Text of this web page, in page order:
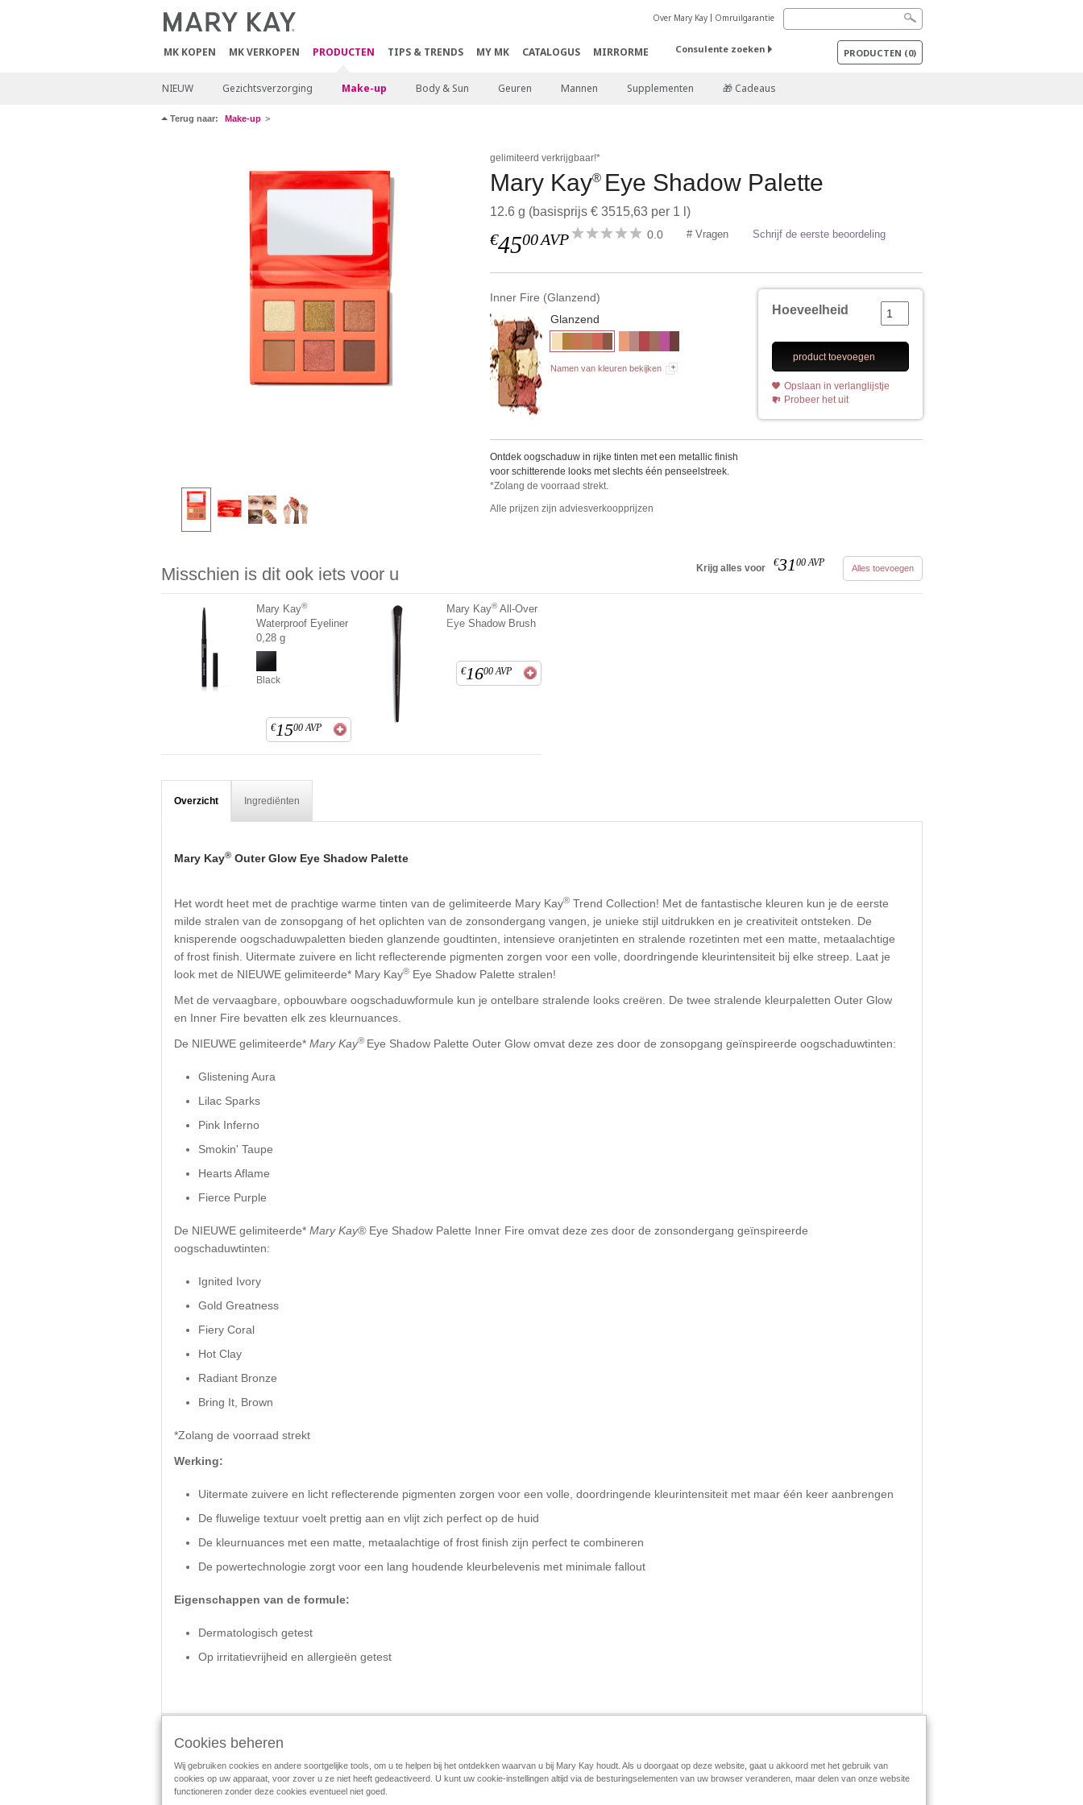
MK KOPEN MK VERKOPEN PRODUCTEN TIPS & TRENDS MY MK CATALOGUS MIRRORME
Over Mary Kay Omruilgarantie
Consulente zoeken PRODUCTEN (0)
NIEUW Gezichtsverzorging Make-up Body & Sun Geuren Mannen Supplementen 🎁 Cadeaus
Terug naar: Make-up
gelimiteerd verkrijgbaar!*
Mary Kay® Eye Shadow Palette
12.6 g (basisprijs € 3515,63 per 1 l)
€4500AVP 0.0 # Vragen Schrijf de eerste beoordeling
Inner Fire (Glanzend)
Glanzend
Namen van kleuren bekijken
Hoeveelheid
product toevoegen
Opslaan in verlanglijstje
Probeer het uit
Ontdek oogschaduw in rijke tinten met een metallic finish
voor schitterende looks met slechts één penseelstreek.
*Zolang de voorraad strekt.
Alle prijzen zijn adviesverkoopprijzen
Misschien is dit ook iets voor u Krijg alles voor €31 00 AVP Alles toevoegen
Mary Kay®
Waterproof Eyeliner
0,28 g
Black
€1500 AVP
Mary Kay®All-Over
Eye Shadow Brush
€1600 AVP
Overzicht Ingrediënten
Mary Kay®Outer Glow Eye Shadow Palette
Het wordt heet met de prachtige warme tinten van de gelimiteerde Mary Kay®Trend Collection! Met de fantastische kleuren kun je de eerste
milde stralen van de zonsopgang of het oplichten van de zonsondergang vangen, je unieke stijl uitdrukken en je creativiteit ontsteken. De
knisperende oogschaduwpaletten bieden glanzende goudtinten, intensieve oranjetinten en stralende rozetinten met een matte, metaalachtige
of frost finish. Uitermate zuivere en licht reflecterende pigmenten zorgen voor een volle, doordringende kleurintensiteit bij elke streep. Laat je
look met de NIEUWE gelimiteerde* Mary Kay®Eye Shadow Palette stralen!
Met de vervaagbare, opbouwbare oogschaduwformule kun je ontelbare stralende looks creëren. De twee stralende kleurpaletten Outer Glow
en Inner Fire bevatten elk zes kleurnuances.
De NIEUWE gelimiteerde* Mary Kay® Eye Shadow Palette Outer Glow omvat deze zes door de zonsopgang geïnspireerde oogschaduwtinten:
Glistening Aura
Lilac Sparks
Pink Inferno
Smokin' Taupe
Hearts Aflame
Fierce Purple
De NIEUWE gelimiteerde* Mary Kay® Eye Shadow Palette Inner Fire omvat deze zes door de zonsondergang geïnspireerde
oogschaduwtinten:
Ignited Ivory
Gold Greatness
Fiery Coral
Hot Clay
Radiant Bronze
Bring It, Brown
*Zolang de voorraad strekt
Werking:
Uitermate zuivere en licht reflecterende pigmenten zorgen voor een volle, doordringende kleurintensiteit met maar één keer aanbrengen
De fluwelige textuur voelt prettig aan en vlijt zich perfect op de huid
De kleurnuances met een matte, metaalachtige of frost finish zijn perfect te combineren
De powertechnologie zorgt voor een lang houdende kleurbelevenis met minimale fallout
Eigenschappen van de formule:
Dermatologisch getest
Op irritatievrijheid en allergieën getest
Schrijf de eerste beoordeling
Follow Mary Kay: Cookies beheren Impressum Contact eCatalogus Online Agreement
Cookies beheren
Wij gebruiken cookies en andere soortgelijke tools, om u te helpen bij het ontdekken waarvan u bij Mary Kay houdt. Als u doorgaat op deze website, gaat u akkoord met het gebruik van
cookies op uw apparaat, voor zover u ze niet heeft gedeactiveerd. U kunt uw cookie-instellingen altijd via de besturingselementen van uw browser veranderen, maar delen van onze website
functioneren zonder deze cookies eventueel niet goed.